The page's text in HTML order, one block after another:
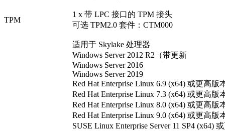
TPM
1 x 带 LPC 接口的 TPM 接头
可选 TPM2.0 套件：CTM000
适用于 Skylake 处理器
Windows Server 2012 R2（带更新
Windows Server 2016
Windows Server 2019
Red Hat Enterprise Linux 6.9 (x64) 或更高版
Red Hat Enterprise Linux 7.3 (x64) 或更高版
Red Hat Enterprise Linux 8.0 (x64) 或更高版
Red Hat Enterprise Linux 9.0 (x64) 或更高版
SUSE Linux Enterprise Server 11 SP4 (x64)